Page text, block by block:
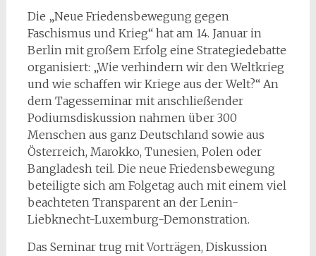
Die „Neue Friedensbewegung gegen
Faschismus und Krieg“ hat am 14. Januar in
Berlin mit großem Erfolg eine Strategiedebatte
organisiert: „Wie verhindern wir den Weltkrieg
und wie schaffen wir Kriege aus der Welt?“ An
dem Tagesseminar mit anschließender
Podiumsdiskussion nahmen über 300
Menschen aus ganz Deutschland sowie aus
Österreich, Marokko, Tunesien, Polen oder
Bangladesh teil. Die neue Friedensbewegung
beteiligte sich am Folgetag auch mit einem viel
beachteten Transparent an der Lenin-
Liebknecht-Luxemburg-Demonstration.
Das Seminar trug mit Vorträgen, Diskussion